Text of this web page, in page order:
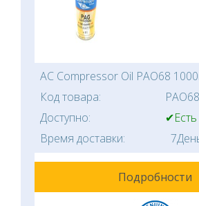
AC Compressor Oil PAO68
Код товара:
Доступно:
Время доставки:
Подробности